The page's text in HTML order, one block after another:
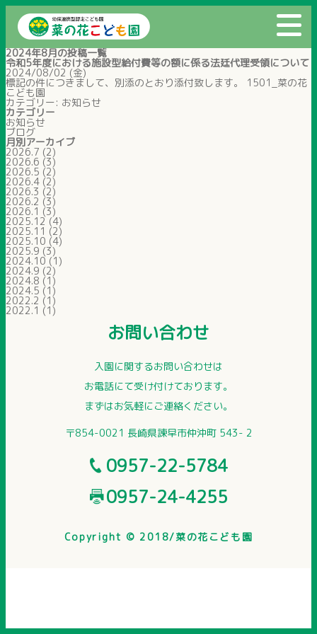
2024年8月の投稿一覧
令和5年度における施設型給付費等の額に係る法廷代理受領について
2024/08/02 (金)
標記の件につきまして、別添のとおり添付致します。 1501_菜の花
こども園
カテゴリー: お知らせ
カテゴリー
お知らせ
ブログ
月別アーカイブ
2026.7 (2)
2026.6 (3)
2026.5 (2)
2026.4 (2)
2026.3 (2)
2026.2 (3)
2026.1 (3)
2025.12 (4)
2025.11 (2)
2025.10 (4)
2025.9 (3)
2024.10 (1)
2024.9 (2)
2024.8 (1)
2024.5 (1)
2022.2 (1)
2022.1 (1)
お問い合わせ
入園に関するお問い合わせは
お電話にて受け付けております。
まずはお気軽にご連絡ください。
〒854-0021 長崎県諫早市仲沖町 543- 2
0957-22-5784
0957-24-4255
Copyright © 2018/菜の花こども園